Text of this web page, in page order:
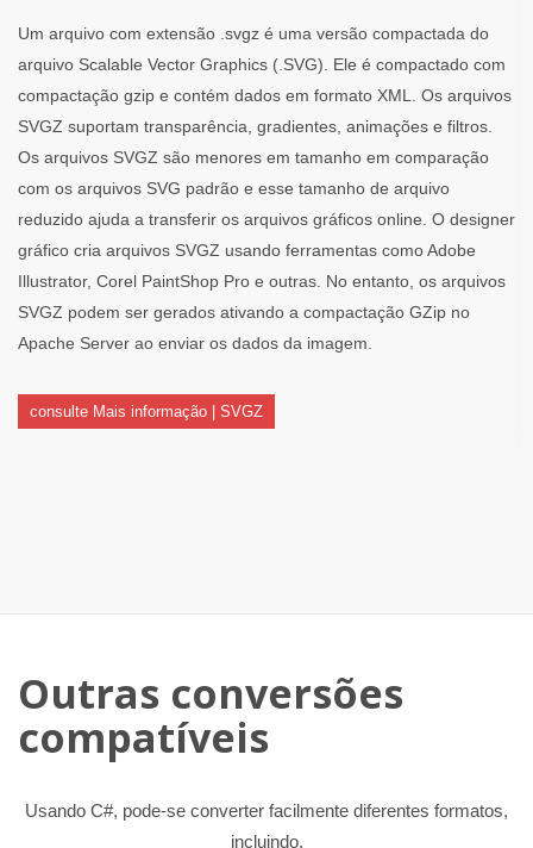
Um arquivo com extensão .svgz é uma versão compactada do
arquivo Scalable Vector Graphics (.SVG). Ele é compactado com
compactação gzip e contém dados em formato XML. Os arquivos
SVGZ suportam transparência, gradientes, animações e filtros.
Os arquivos SVGZ são menores em tamanho em comparação
com os arquivos SVG padrão e esse tamanho de arquivo
reduzido ajuda a transferir os arquivos gráficos online. O designer
gráfico cria arquivos SVGZ usando ferramentas como Adobe
Illustrator, Corel PaintShop Pro e outras. No entanto, os arquivos
SVGZ podem ser gerados ativando a compactação GZip no
Apache Server ao enviar os dados da imagem.
consulte Mais informação | SVGZ
Outras conversões
compatíveis
Usando C#, pode-se converter facilmente diferentes formatos,
incluindo.